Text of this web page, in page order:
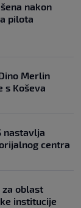
nakon
pilota
Merlin
s Koševa
nastavlja
centra
za oblast
institucije